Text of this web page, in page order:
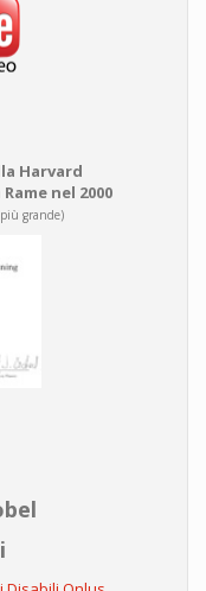
Harvard
nel 2000
grande)